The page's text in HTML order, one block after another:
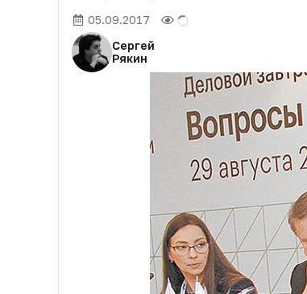
05.09.2017
Сергей
Рякин